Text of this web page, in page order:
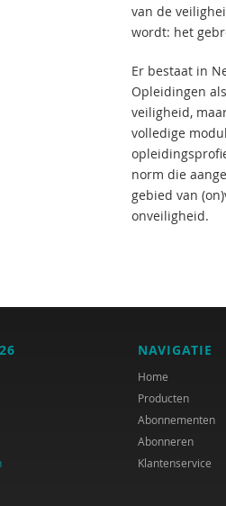
van de
wordt: het
Er bestaat in
Opleidingen
veiligheid,
volledige
norm die
gebied van
onveiligheid.
NAVIGATIE
Home
Producten
Abonnementen
Abonneren
Klantenservice